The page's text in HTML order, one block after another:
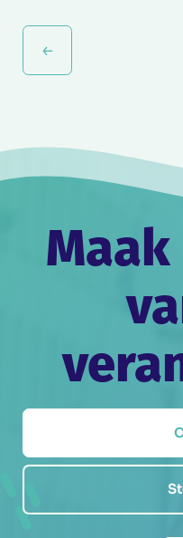
Navigatie